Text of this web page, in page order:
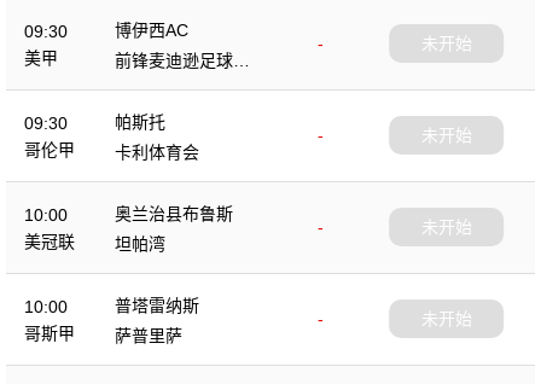
09:30
美甲
博伊西AC
-
前锋麦迪逊足球俱
乐部
未开始
09:30
哥伦甲
帕斯托
-
卡利体育会
未开始
10:00
美冠联
奥兰治县布鲁斯
-
坦帕湾
未开始
10:00
哥斯甲
普塔雷纳斯
-
萨普里萨
未开始